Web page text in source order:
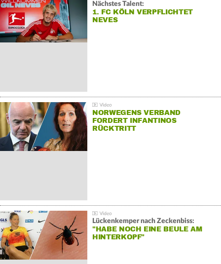
Nächstes Talent:
1. FC KÖLN VERPFLICHTET
NEVES
NORWEGENS VERBAND
FORDERT INFANTINOS
RÜCKTRITT
Lückenkemper nach Zeckenbiss:
"HABE NOCH EINE BEULE AM
HINTERKOPF"